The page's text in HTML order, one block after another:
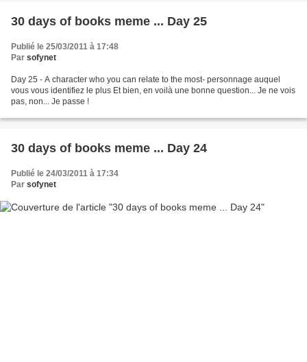
30 days of books meme ... Day 25
Publié le 25/03/2011 à 17:48
Par sofynet
Day 25 - A character who you can relate to the most- personnage auquel
vous vous identifiez le plus Et bien, en voilà une bonne question... Je ne vois
pas, non... Je passe !
30 days of books meme ... Day 24
Publié le 24/03/2011 à 17:34
Par sofynet